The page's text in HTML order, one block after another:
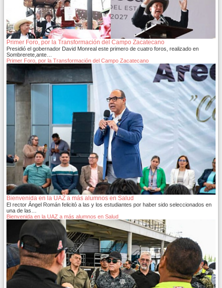
Primer Foro, por la Transformación del Campo Zacatecano
Presidió el gobernador David Monreal este primero de cuatro foros, realizado en
Sombrerete,ante…
Primer Foro, por la Transformación del Campo Zacatecano
Bienvenida en la UAZ a más alumnos en Salud
El rector Ángel Román felicitó a las y los estudiantes por haber sido seleccionados en
una de las…
Bienvenida en la UAZ a más alumnos en Salud